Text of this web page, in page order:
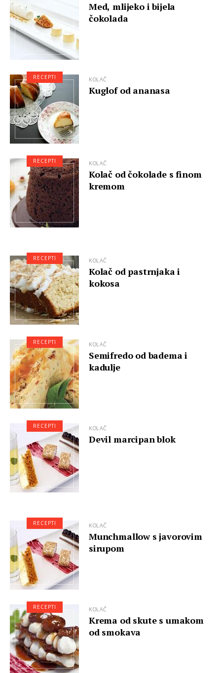
Med, mlijeko i bijela
čokolada
KOLAČ
Kuglof od ananasa
RECEPTI
KOLAČ
Kolač od čokolade s finom
kremom
RECEPTI
KOLAČ
Kolač od pastrnjaka i
kokosa
RECEPTI
KOLAČ
Semifredo od badema i
kadulje
RECEPTI
KOLAČ
Devil marcipan blok
RECEPTI
KOLAČ
Munchmallow s javorovim
sirupom
RECEPTI
KOLAČ
Krema od skute s umakom
od smokava
RECEPTI